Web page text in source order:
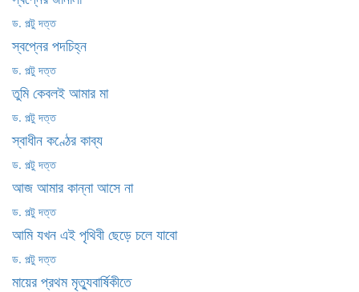
ড. পল্টু দত্ত
স্বপ্নের পদচিহ্ন
ড. পল্টু দত্ত
তুমি কেবলই আমার মা
ড. পল্টু দত্ত
স্বাধীন কণ্ঠের কাব্য
ড. পল্টু দত্ত
আজ আমার কান্না আসে না
ড. পল্টু দত্ত
আমি যখন এই পৃথিবী ছেড়ে চলে যাবো
ড. পল্টু দত্ত
মায়ের প্রথম মৃত্যুবার্ষিকীতে